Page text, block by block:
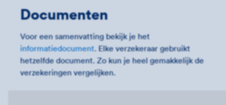
Documenten
Voor een samenvatting bekijk je het
informatiedocument. Elke verzekeraar gebruikt
hetzelfde document. Zo kun je heel gemakkelijk de
verzekeringen vergelijken.